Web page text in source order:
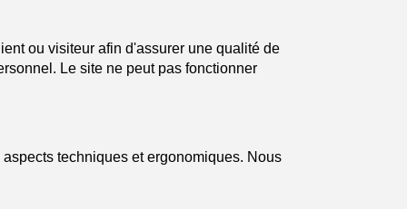
ou visiteur afin d'assurer une qualité de
Le site ne peut pas fonctionner
techniques et ergonomiques. Nous